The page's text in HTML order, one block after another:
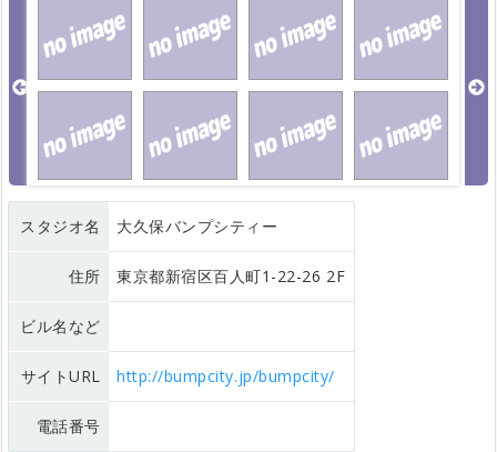
スタジオ名 大久保バンプシティー
住所 東京都新宿区百人町1-22-26 2F
ビル名など
サイトURL http://bumpcity.jp/bumpcity/
電話番号